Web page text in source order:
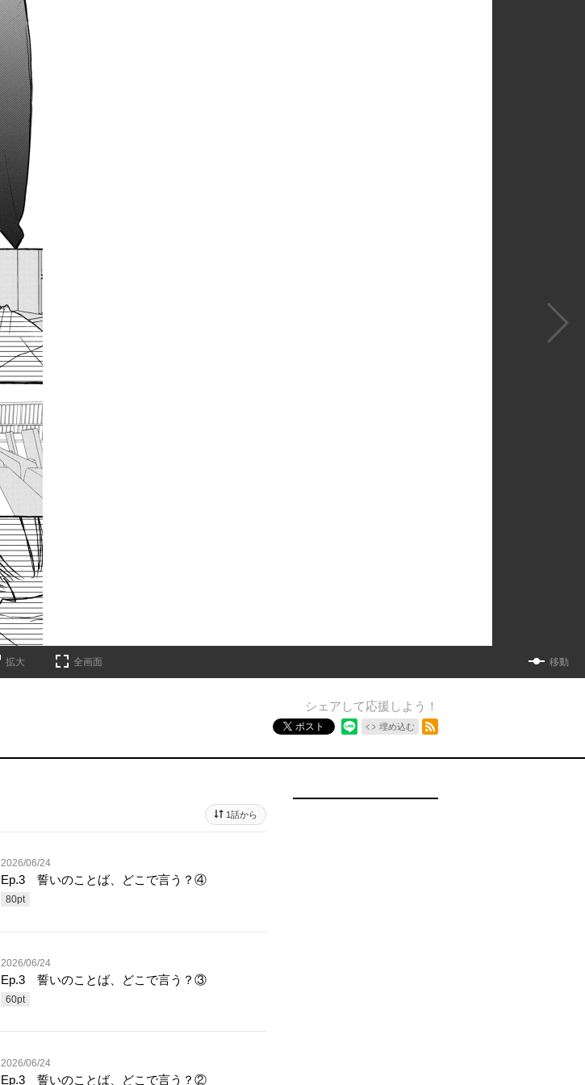
拡大 全画面 移動
シェアして応援しよう！
ポスト 埋め込む
1話から
2026/06/24
Ep.3 誓いのことば、どこで言う？④
80pt
2026/06/24
Ep.3 誓いのことば、どこで言う？③
60pt
2026/06/24
Ep.3 誓いのことば、どこで言う？②